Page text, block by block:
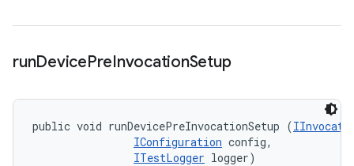
runDevicePreInvocationSetup
public void runDevicePreInvocationSetup (
IConfiguration config,
ITestLogger logger)